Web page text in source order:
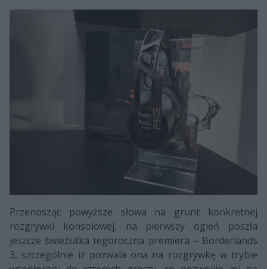
Przenosząc powyższe słowa na grunt konkretnej
rozgrywki konsolowej, na pierwszy ogień poszła
jeszcze świeżutka tegoroczna premiera – Borderlands
3, szczególnie iż pozwala ona na rozgrywkę w trybie